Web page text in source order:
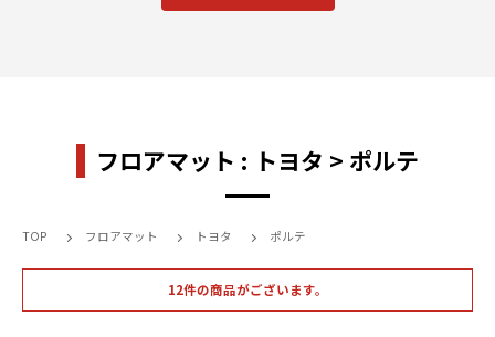
フロアマット : トヨタ > ポルテ
TOP フロアマット トヨタ ポルテ
12件の商品がございます。